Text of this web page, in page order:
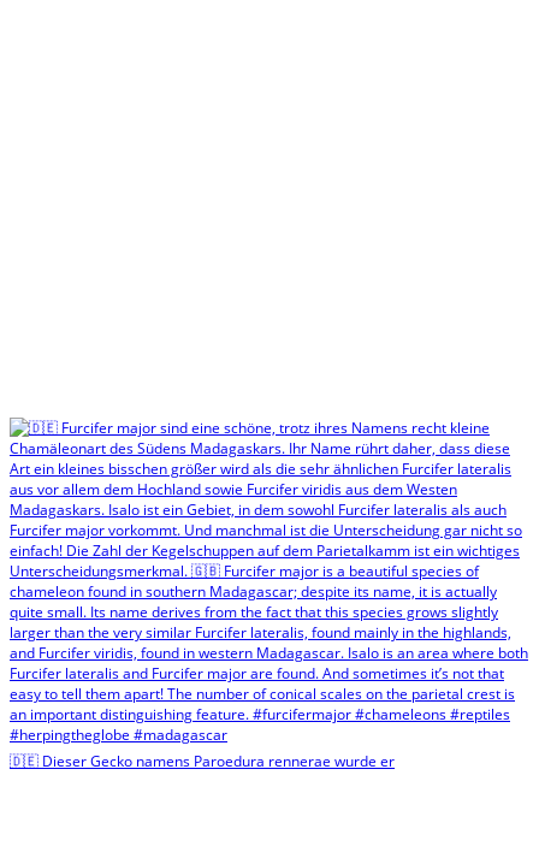
🇩🇪 Dieser Gecko namens Paroedura rennerae wurde er